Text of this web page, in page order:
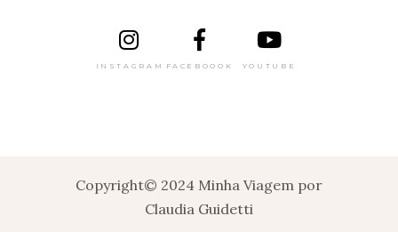
INSTAGRAM FACEBOOOK YOUTUBE
Copyright© 2024 Minha Viagem por
Claudia Guidetti